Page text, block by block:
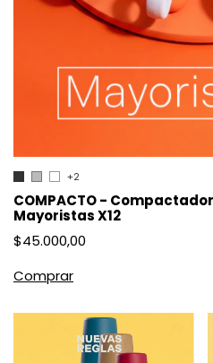
+2
COMPACTO -
Mayoristas X12
$45.000,00
Comprar